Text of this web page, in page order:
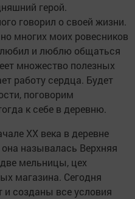
герой.
говорил о своей жизни.
многих моих ровесников
любил и люблю общаться
множество полезных
работу сердца. Будет
поговорим
к себе в деревню.
ХХ века в деревне
называлась Верхняя
мельницы, цех
магазина. Сегодня
и созданы все условия